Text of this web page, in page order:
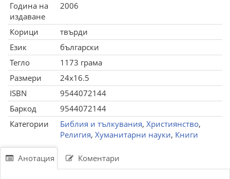
Година на
издаване
2006
Корици
твърди
Език
български
Тегло
1173 грама
Размери
24x16.5
ISBN
9544072144
Баркод
9544072144
Категории
Библия и тълкувания, Християнство,
Религия, Хуманитарни науки, Книги
Анотация Коментари